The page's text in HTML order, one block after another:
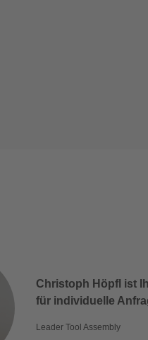
Christoph Höpfl ist
für individuelle
Leader Tool Assembly